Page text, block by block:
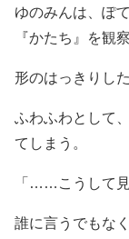
ゆのみんは、ぽ
『かたち』を観
形のはっきりし
ふわふわとして
てしまう。
「……こうして
誰に言うでもな